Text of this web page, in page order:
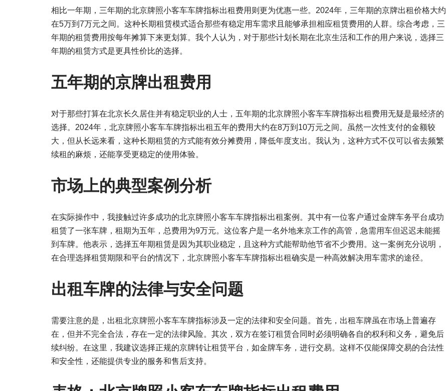
相比一年期，三年期的北京牌照小客车车牌指标出租费用则更为优惠一些。2024年，三年期的京牌出租价格大约
在5万到7万元之间。这种长期租赁模式适合那些有稳定用车需求且能够承担相应租赁费用的人群。综合考虑，三
年期的租赁费用按每年摊算下来更划算。我个人认为，对于那些计划长期在北京生活和工作的用户来说，选择三
年期的租赁方式是更具性价比的选择。
五年期的京牌出租费用
对于那些打算在北京长久居住并有稳定职业的人士，五年期的北京牌照小客车车牌指标出租费用无疑是最经济的
选择。2024年，北京牌照小客车车牌指标出租五年的费用大约在8万到10万元之间。虽然一次性支付的金额较
大，但从长远来看，这种长期租赁的方式能有效分摊费用，降低年度支出。我认为，这种方式不仅可以省去频繁
续租的麻烦，还能享受更稳定的使用体验。
市场上的典型案例分析
在实际操作中，我接触过许多成功的北京牌照小客车车牌指标出租案例。其中有一位客户通过金牌车务平台成功
租赁了一张车牌，租期为五年，总费用为9万元。这位客户是一名外地来京工作的高管，急需用车但迟迟未能摇
到车牌。他表示，选择五年期租赁是因为其职业稳定，且这种方式能帮助他节省不少费用。这一案例充分说明，
在合理选择租赁期限和平台的情况下，北京牌照小客车车牌指标出租确实是一种高效解决用车需求的途径。
出租车牌的法律与安全问题
需要注意的是，出租北京牌照小客车车牌指标涉及一定的法律和安全问题。首先，出租车牌虽在市场上普遍存
在，但并不完全合法，存在一定的法律风险。其次，双方在签订租赁合同时必须明确各自的权利和义务，避免后
续纠纷。在这里，我建议选择正规的京牌转让租赁平台，如金牌车务，进行交易。这样不仅能保障交易的合法性
和安全性，还能提供专业的服务和售后支持。